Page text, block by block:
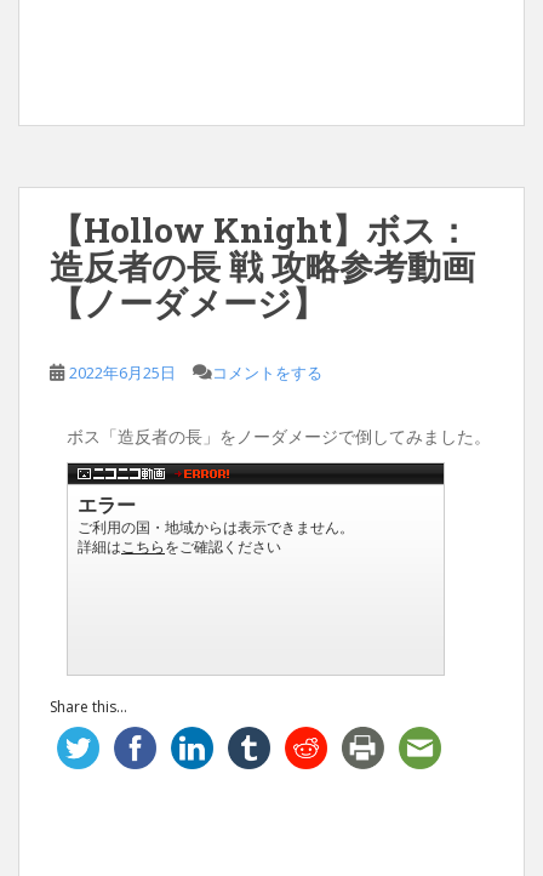
【Hollow Knight】ボス：
造反者の長 戦 攻略参考動画
【ノーダメージ】
2022年6月25日 コメントをする
ボス「造反者の長」をノーダメージで倒してみました。
Share this...